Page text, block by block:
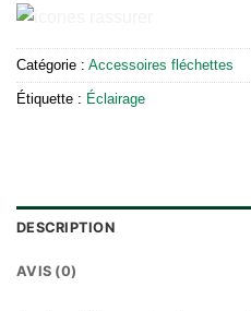
Catégorie : Accessoires fléchettes
Étiquette : Éclairage
DESCRIPTION
AVIS (0)